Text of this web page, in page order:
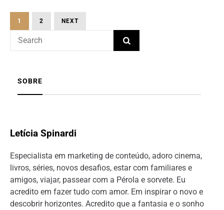
1 2 NEXT
SOBRE
Letícia Spinardi
Especialista em marketing de conteúdo, adoro cinema,
livros, séries, novos desafios, estar com familiares e
amigos, viajar, passear com a Pérola e sorvete. Eu
acredito em fazer tudo com amor. Em inspirar o novo e
descobrir horizontes. Acredito que a fantasia e o sonho